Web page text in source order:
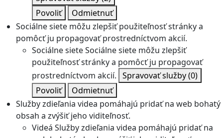
Povoliť
Odmietnuť
Sociálne siete môžu zlepšiť použiteľnosť stránky a
pomôcť ju propagovať prostredníctvom akcií.
Sociálne sieteSociálne siete môžu zlepšiť
použiteľnosť stránky a pomôcť ju propagovať
prostredníctvom akcií. Spravovať služby(0)
Povoliť
Odmietnuť
Služby zdieľania videa pomáhajú pridať na web bohatý
obsah a zvýšiť jeho viditeľnosť.
Videá Služby zdieľania videa pomáhajú pridať na